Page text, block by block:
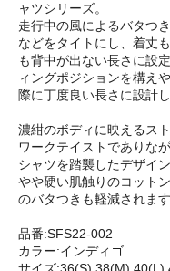
ャツシリーズ。
走行中の風によるバタつ
などをタイトにし、着丈
も背中が出ない長さに設
ィングポジションを構え
際に丁度良い長さに設計
濃紺のボディに映えるス
ワークテイストでありな
シャツを踏襲したデザイン
やや硬い肌触りのコット
のバタつきも軽減されます
品番:SFS22-002
カラー:インディゴ